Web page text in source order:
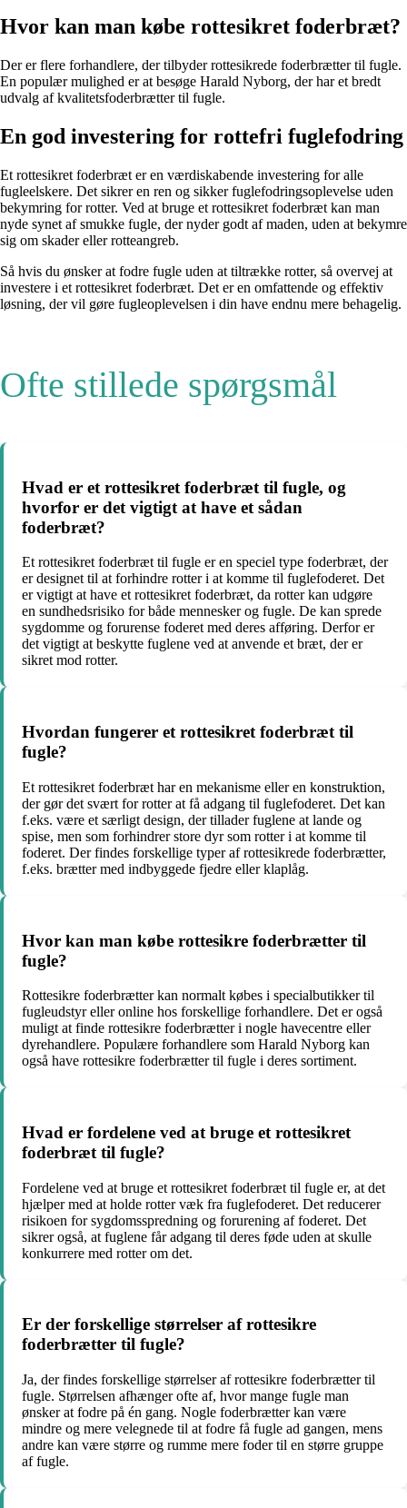
Hvor kan man købe rottesikret foderbræt?
Der er flere forhandlere, der tilbyder rottesikrede foderbrætter til fugle.
En populær mulighed er at besøge Harald Nyborg, der har et bredt
udvalg af kvalitetsfoderbrætter til fugle.
En god investering for rottefri fuglefodring
Et rottesikret foderbræt er en værdiskabende investering for alle
fugleelskere. Det sikrer en ren og sikker fuglefodringsoplevelse uden
bekymring for rotter. Ved at bruge et rottesikret foderbræt kan man
nyde synet af smukke fugle, der nyder godt af maden, uden at bekymre
sig om skader eller rotteangreb.
Så hvis du ønsker at fodre fugle uden at tiltrække rotter, så overvej at
investere i et rottesikret foderbræt. Det er en omfattende og effektiv
løsning, der vil gøre fugleoplevelsen i din have endnu mere behagelig.
Ofte stillede spørgsmål
Hvad er et rottesikret foderbræt til fugle, og
hvorfor er det vigtigt at have et sådan
foderbræt?
Et rottesikret foderbræt til fugle er en speciel type foderbræt, der
er designet til at forhindre rotter i at komme til fuglefoderet. Det
er vigtigt at have et rottesikret foderbræt, da rotter kan udgøre
en sundhedsrisiko for både mennesker og fugle. De kan sprede
sygdomme og forurense foderet med deres afføring. Derfor er
det vigtigt at beskytte fuglene ved at anvende et bræt, der er
sikret mod rotter.
Hvordan fungerer et rottesikret foderbræt til
fugle?
Et rottesikret foderbræt har en mekanisme eller en konstruktion,
der gør det svært for rotter at få adgang til fuglefoderet. Det kan
f.eks. være et særligt design, der tillader fuglene at lande og
spise, men som forhindrer store dyr som rotter i at komme til
foderet. Der findes forskellige typer af rottesikrede foderbrætter,
f.eks. brætter med indbyggede fjedre eller klaplåg.
Hvor kan man købe rottesikre foderbrætter til
fugle?
Rottesikre foderbrætter kan normalt købes i specialbutikker til
fugleudstyr eller online hos forskellige forhandlere. Det er også
muligt at finde rottesikre foderbrætter i nogle havecentre eller
dyrehandlere. Populære forhandlere som Harald Nyborg kan
også have rottesikre foderbrætter til fugle i deres sortiment.
Hvad er fordelene ved at bruge et rottesikret
foderbræt til fugle?
Fordelene ved at bruge et rottesikret foderbræt til fugle er, at det
hjælper med at holde rotter væk fra fuglefoderet. Det reducerer
risikoen for sygdomsspredning og forurening af foderet. Det
sikrer også, at fuglene får adgang til deres føde uden at skulle
konkurrere med rotter om det.
Er der forskellige størrelser af rottesikre
foderbrætter til fugle?
Ja, der findes forskellige størrelser af rottesikre foderbrætter til
fugle. Størrelsen afhænger ofte af, hvor mange fugle man
ønsker at fodre på én gang. Nogle foderbrætter kan være
mindre og mere velegnede til at fodre få fugle ad gangen, mens
andre kan være større og rumme mere foder til en større gruppe
af fugle.